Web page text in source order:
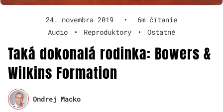
24. novembra 2019 •
6m čítanie
Audio
• Reproduktory • Ostatné
Taká dokonalá rodinka: Bowers &
Wilkins Formation
Ondrej Macko